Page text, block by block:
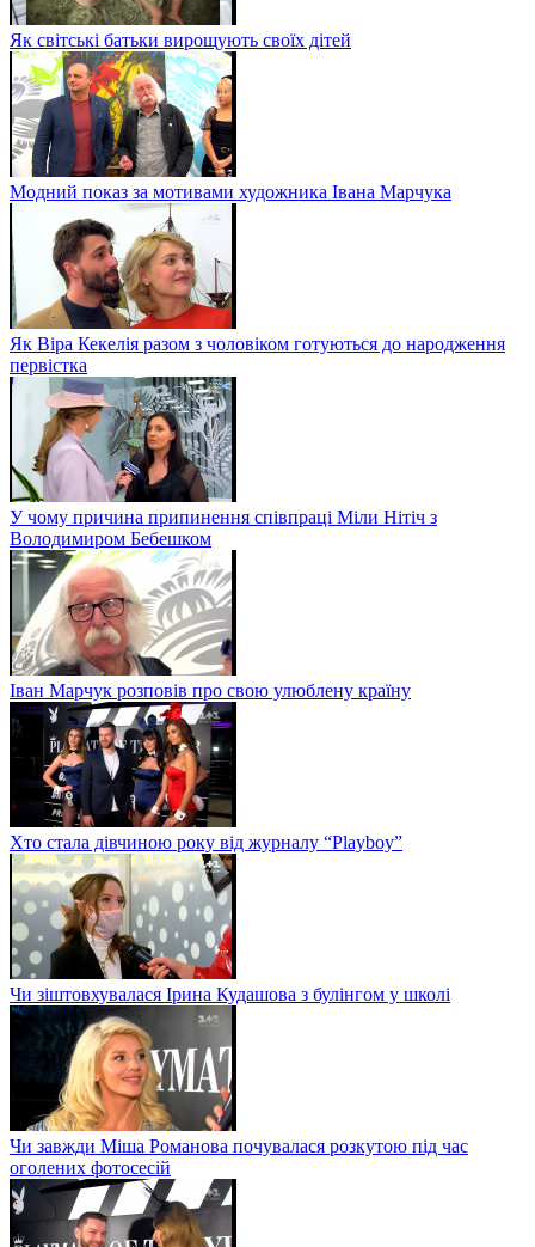
Як світські батьки вирощують своїх дітей
Модний показ за мотивами художника Івана Марчука
Як Віра Кекелія разом з чоловіком готуються до народження
первістка
У чому причина припинення співпраці Міли Нітіч з
Володимиром Бебешком
Іван Марчук розповів про свою улюблену країну
Хто стала дівчиною року від журналу “Playboy”
Чи зіштовхувалася Ірина Кудашова з булінгом у школі
Чи завжди Міша Романова почувалася розкутою під час
оголених фотосесій